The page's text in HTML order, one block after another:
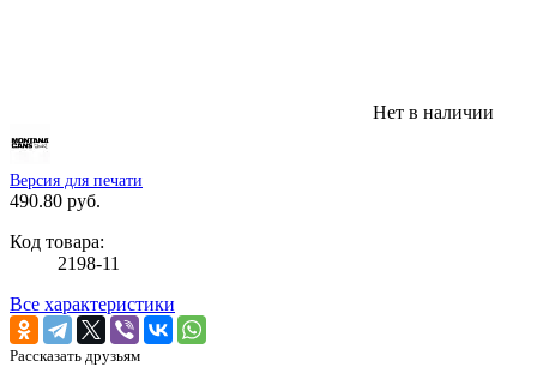
Нет в наличии
Версия для печати
490.80 руб.
Код товара:
2198-11
Все характеристики
Рассказать друзьям